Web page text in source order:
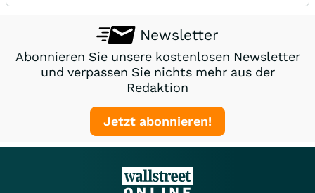
Newsletter
Abonnieren Sie unsere kostenlosen Newsletter
und verpassen Sie nichts mehr aus der
Redaktion
Jetzt abonnieren!